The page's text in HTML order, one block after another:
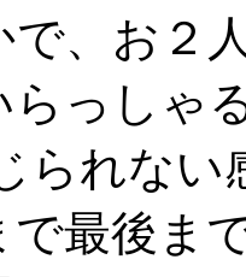
で、お２
っしゃ
られない
で最後ま